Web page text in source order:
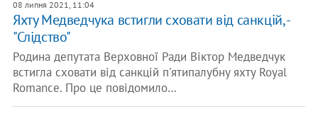
08 липня 2021, 11:04
Яхту Медведчука встигли сховати від санкцій, -
"Слідство"
Родина депутата Верховної Ради Віктор Медведчук
встигла сховати від санкцій п'ятипалубну яхту Royal
Romance. Про це повідомило…